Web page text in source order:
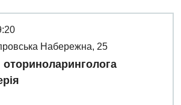
Набережна, 25
оториноларинголога